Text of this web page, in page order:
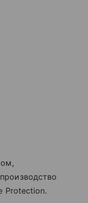
Protection.